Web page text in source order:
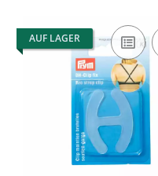
AUF LAGER